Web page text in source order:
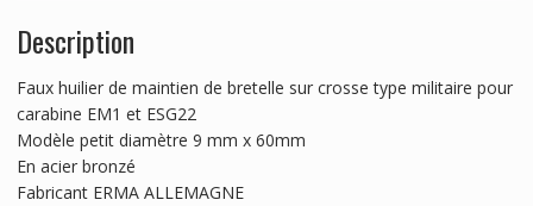
ESG
Description
Faux huilier de maintien de bretelle sur crosse type militaire pour
carabine EM1 et ESG22
Modèle petit diamètre 9 mm x 60mm
En acier bronzé
Fabricant ERMA ALLEMAGNE